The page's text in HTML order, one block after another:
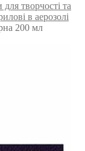
для творчості та
в аерозолі
200 мл